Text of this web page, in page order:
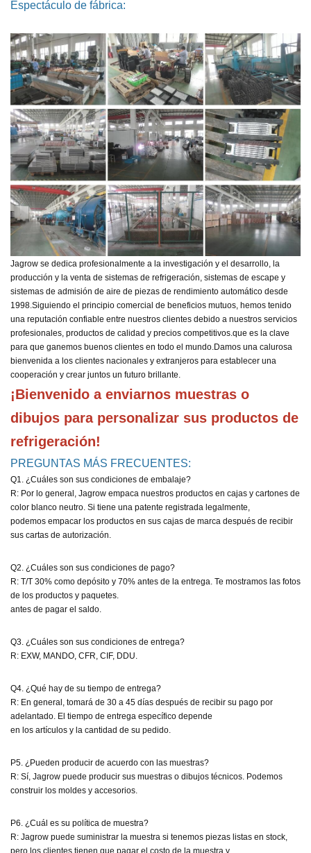
Espectáculo de fábrica:
Jagrow se dedica profesionalmente a la investigación y el desarrollo, la
producción y la venta de sistemas de refrigeración, sistemas de escape y
sistemas de admisión de aire de piezas de rendimiento automático desde
1998.Siguiendo el principio comercial de beneficios mutuos, hemos tenido
una reputación confiable entre nuestros clientes debido a nuestros servicios
profesionales, productos de calidad y precios competitivos.que es la clave
para que ganemos buenos clientes en todo el mundo.Damos una calurosa
bienvenida a los clientes nacionales y extranjeros para establecer una
cooperación y crear juntos un futuro brillante.
¡Bienvenido a enviarnos muestras o
dibujos para personalizar sus productos de
refrigeración!
PREGUNTAS MÁS FRECUENTES:
Q1. ¿Cuáles son sus condiciones de embalaje?
R: Por lo general, Jagrow empaca nuestros productos en cajas y cartones de
color blanco neutro. Si tiene una patente registrada legalmente,
podemos empacar los productos en sus cajas de marca después de recibir
sus cartas de autorización.
Q2. ¿Cuáles son sus condiciones de pago?
R: T/T 30% como depósito y 70% antes de la entrega. Te mostramos las fotos
de los productos y paquetes.
antes de pagar el saldo.
Q3. ¿Cuáles son sus condiciones de entrega?
R: EXW, MANDO, CFR, CIF, DDU.
Q4. ¿Qué hay de su tiempo de entrega?
R: En general, tomará de 30 a 45 días después de recibir su pago por
adelantado. El tiempo de entrega específico depende
en los artículos y la cantidad de su pedido.
P5. ¿Pueden producir de acuerdo con las muestras?
R: Sí, Jagrow puede producir sus muestras o dibujos técnicos. Podemos
construir los moldes y accesorios.
P6. ¿Cuál es su política de muestra?
R: Jagrow puede suministrar la muestra si tenemos piezas listas en stock,